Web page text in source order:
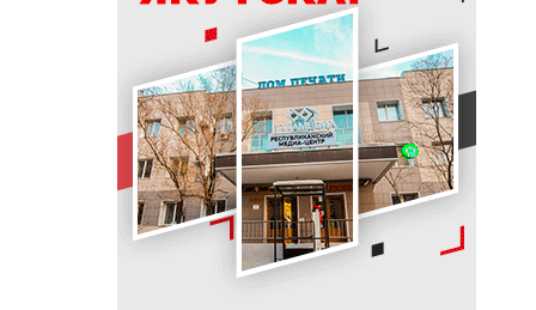
Паводок в Верхоянском
районе: вода ушла, идет
подсчет ущерба
11:41
В зону СВО из Якутии с начала
года направлено более 100
единиц техники
11:39
В Южной Якутии увеличили
суточные лимиты отпуска
бензина